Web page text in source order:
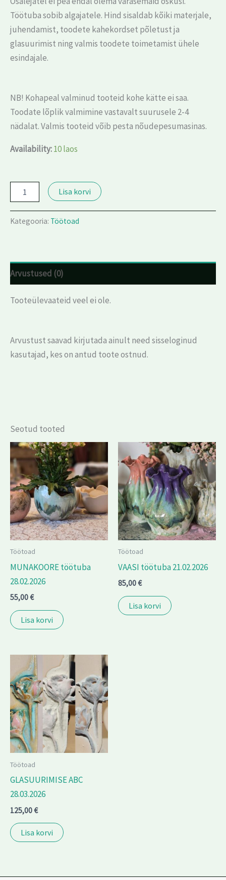
Töötuba sobib algajatele. Hind sisaldab kõiki materjale,
juhendamist, toodete kahekordset põletust ja
glasuurimist ning valmis toodete toimetamist ühele
esindajale.
NB! Kohapeal valminud tooteid kohe kätte ei saa.
Toodate lõplik valmimine vastavalt suurusele 2-4
nädalat. Valmis tooteid võib pesta nõudepesumasinas.
Availability:10 laos
Lisa korvi
Kategooria: Töötoad
Arvustused (0)
Tooteülevaateid veel ei ole.
Arvustust saavad kirjutada ainult need sisseloginud
kasutajad, kes on antud toote ostnud.
Seotud tooted
Töötoad
MUNAKOORE töötuba
28.02.2026
55,00€
Lisa korvi
Töötoad
VAASI töötuba 21.02.2026
85,00€
Lisa korvi
Töötoad
GLASUURIMISE ABC
28.03.2026
125,00€
Lisa korvi